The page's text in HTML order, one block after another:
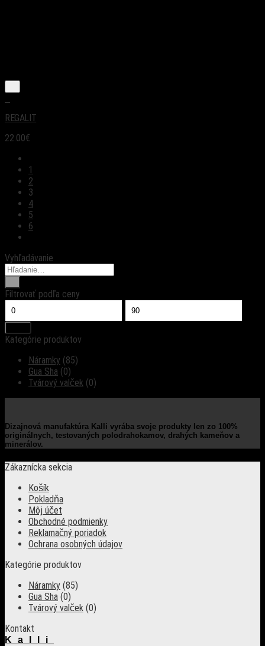
REGALIT
22.00€
1
2
3
4
5
6
Vyhľadávanie
Hľadať:
Filtrovať podľa ceny
Minimálna
cena
Maximálna
cena
Kategórie produktov
Náramky (85)
Gua Sha (0)
Tvárový valček (0)
Dizajnová manufaktúra Kalli vyrába svoje produkty len zo 100%
originálnych, testovaných polodrahokamov, drahých kameňov a
minerálov.
Zákaznícka sekcia
Košík
Pokladňa
Môj účet
Obchodné podmienky
Reklamačný poriadok
Ochrana osobných údajov
Kategórie produktov
Náramky (85)
Gua Sha (0)
Tvárový valček (0)
Kontakt
Kalli